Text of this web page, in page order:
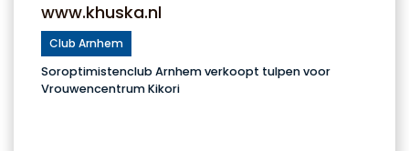
www.khuska.nl
Club Arnhem
Soroptimistenclub Arnhem verkoopt tulpen voor
Vrouwencentrum Kikori